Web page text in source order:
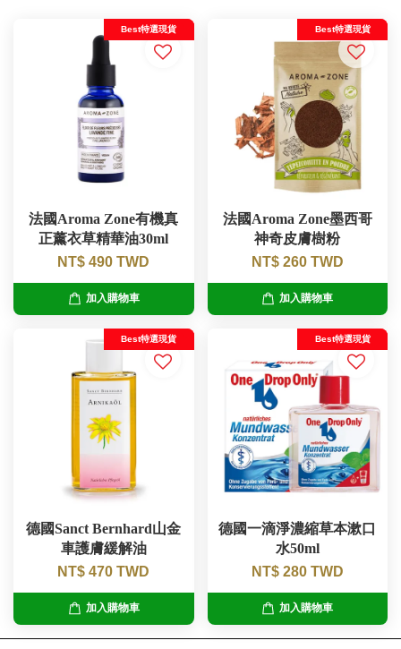
Best特選現貨
法國Aroma Zone有機真
正薰衣草精華油30ml
NT$ 490 TWD
加入購物車
Best特選現貨
法國Aroma Zone墨西哥
神奇皮膚樹粉
NT$ 260 TWD
加入購物車
Best特選現貨
德國Sanct Bernhard山金
車護膚緩解油
NT$ 470 TWD
加入購物車
Best特選現貨
德國一滴淨濃縮草本漱口
水50ml
NT$ 280 TWD
加入購物車